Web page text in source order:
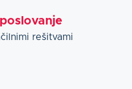
rešitvami